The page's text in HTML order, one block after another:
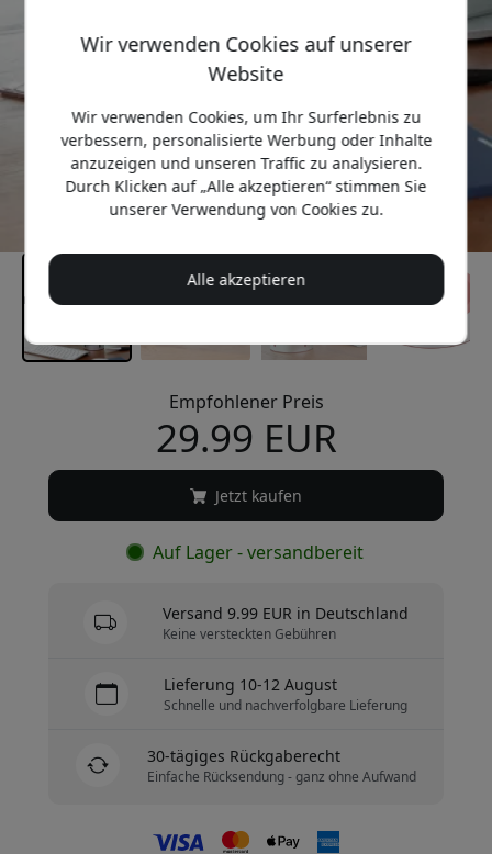
Empfohlener Preis
29.99 EUR
Jetzt kaufen
Auf Lager - versandbereit
Versand 9.99 EUR in Deutschland
Keine versteckten Gebühren
Lieferung 10-12 August
Schnelle und nachverfolgbare Lieferung
30-tägiges Rückgaberecht
Einfache Rücksendung - ganz ohne Aufwand
Wir verwenden Cookies auf unserer
Website
Wir verwenden Cookies, um Ihr Surferlebnis zu
verbessern, personalisierte Werbung oder Inhalte
anzuzeigen und unseren Traffic zu analysieren.
Durch Klicken auf „Alle akzeptieren“ stimmen Sie
unserer Verwendung von Cookies zu.
Alle akzeptieren